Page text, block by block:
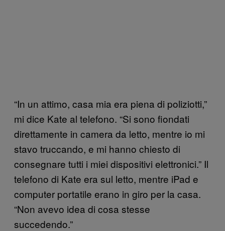
“In un attimo, casa mia era piena di poliziotti,”
mi dice Kate al telefono. “Si sono fiondati
direttamente in camera da letto, mentre io mi
stavo truccando, e mi hanno chiesto di
consegnare tutti i miei dispositivi elettronici.” Il
telefono di Kate era sul letto, mentre iPad e
computer portatile erano in giro per la casa.
“Non avevo idea di cosa stesse
succedendo.”